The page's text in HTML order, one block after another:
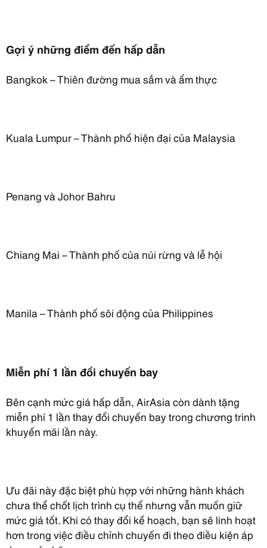
Gợi ý những điểm đến hấp dẫn
Bangkok – Thiên đường mua sắm và ẩm thực
Kuala Lumpur – Thành phố hiện đại của Malaysia
Penang và Johor Bahru
Chiang Mai – Thành phố của núi rừng và lễ hội
Manila – Thành phố sôi động của Philippines
Miễn phí 1 lần đổi chuyến bay
Bên cạnh mức giá hấp dẫn, AirAsia còn dành tặng
miễn phí 1 lần thay đổi chuyến bay trong chương trình
khuyến mãi lần này.
Ưu đãi này đặc biệt phù hợp với những hành khách
chưa thể chốt lịch trình cụ thể nhưng vẫn muốn giữ
mức giá tốt. Khi có thay đổi kế hoạch, bạn sẽ linh hoạt
hơn trong việc điều chỉnh chuyến đi theo điều kiện áp